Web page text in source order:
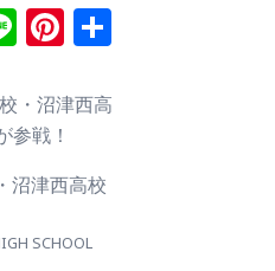
LinePinterest
共
沼津西高校
SCHOOL